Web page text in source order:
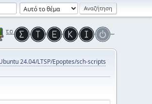
24.04/LTSP/Epoptes/sch-scripts